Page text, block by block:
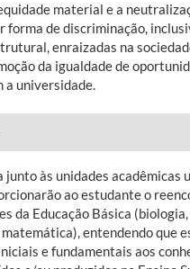
material e a
forma de discriminação,
enraizadas na
da igualdade de
a universidade.
junto às unidades acadêmicas
ao estudante o
da Educação Básica
entendendo que
e fundamentais aos